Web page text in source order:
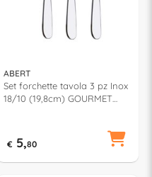
ABERT
Set forchette tavola 3 pz Inox
18/10 (19,8cm) GOURMET
€ 5,80